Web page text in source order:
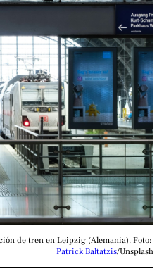
Patrick Baltatzis/Unsplash